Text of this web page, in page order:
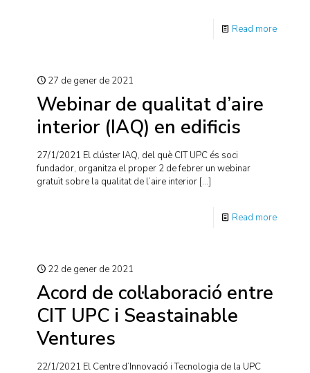
Read more
27 de gener de 2021
Webinar de qualitat d’aire
interior (IAQ) en edificis
27/1/2021 El clúster IAQ, del què CIT UPC és soci
fundador, organitza el proper 2 de febrer un webinar
gratuït sobre la qualitat de l’aire interior […]
Read more
22 de gener de 2021
Acord de col·laboració entre
CIT UPC i Seastainable
Ventures
22/1/2021 El Centre d’Innovació i Tecnologia de la UPC